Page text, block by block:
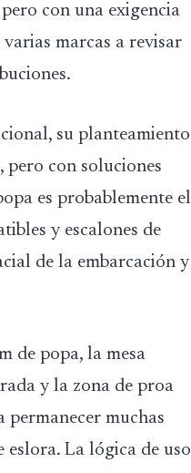
con una exigencia
marcas a revisar
su planteamiento
con soluciones
es probablemente el
y escalones de
de la embarcación y
de popa, la mesa
y la zona de proa
permanecer muchas
eslora. La lógica de uso